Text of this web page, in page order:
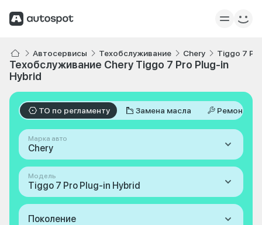
Автосервисы Техобслуживание Chery Tiggo 7
Техобслуживание Chery Tiggo 7 Pro Plug-in
Hybrid
ТО по регламенту Замена масла Ремонт
Марка авто
Chery
Модель
Tiggo 7 Pro Plug-in Hybrid
Поколение